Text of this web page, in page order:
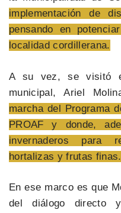
implementación de
pensando en
localidad cordillerana.
A su vez, se visitó
municipal, Ariel
marcha del Programa
PROAF y donde,
invernaderos para
hortalizas y frutas finas.
En ese marco es que
del diálogo directo